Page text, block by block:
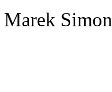
Marek Simon